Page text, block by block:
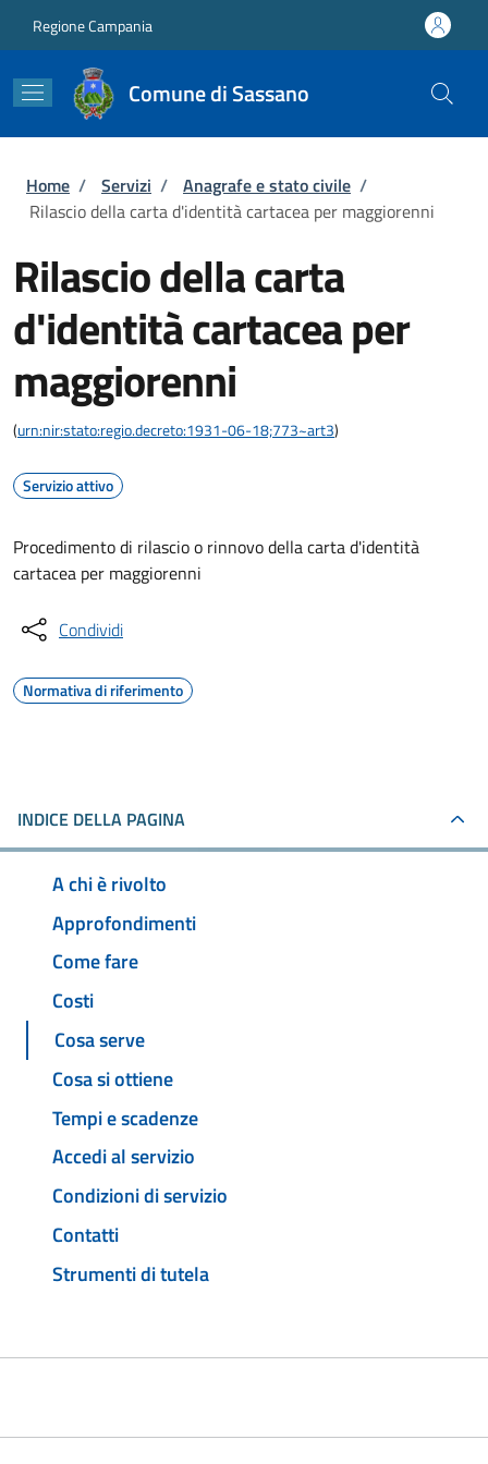
Regione Campania
Comune di Sassano
Briciole di pane
Home / Servizi / Anagrafe e stato civile /
Rilascio della carta d'identità cartacea per maggiorenni
Rilascio della carta
d'identità cartacea per
maggiorenni
(urn:nir:stato:regio.decreto:1931-06-18;773~art3)
Servizio attivo
Procedimento di rilascio o rinnovo della carta d'identità
cartacea per maggiorenni
Condividi
Normativa di riferimento
INDICE DELLA PAGINA
A chi è rivolto
Approfondimenti
Come fare
Costi
Cosa serve
Cosa si ottiene
Tempi e scadenze
Accedi al servizio
Condizioni di servizio
Contatti
Strumenti di tutela